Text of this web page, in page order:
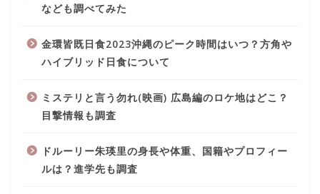
なども調べてみた
金環皆既日食2023沖縄のピーク時間はいつ？方角や
ハイブリッド日食について
ミステリと言う勿れ(映画) 広島編のロケ地はどこ？
目撃情報も調査
ドルーリー朱瑛里の身長や体重、国籍やプロフィー
ルは？進学先も調査